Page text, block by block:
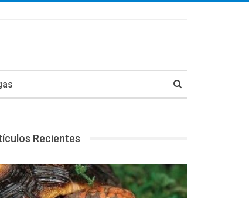
Recientes